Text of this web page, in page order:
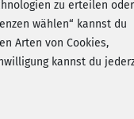
für
zu erteilen oder
wählen“ kannst du
Arten von Cookies,
kannst du